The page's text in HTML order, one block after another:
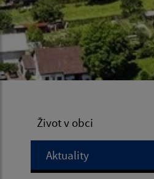
Život v obci
Aktuality